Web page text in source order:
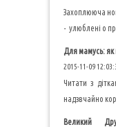
Захоплююча
- улюблені о
Для мамусь: як
2015-11-09
Читати з
надзвчайно
Великий